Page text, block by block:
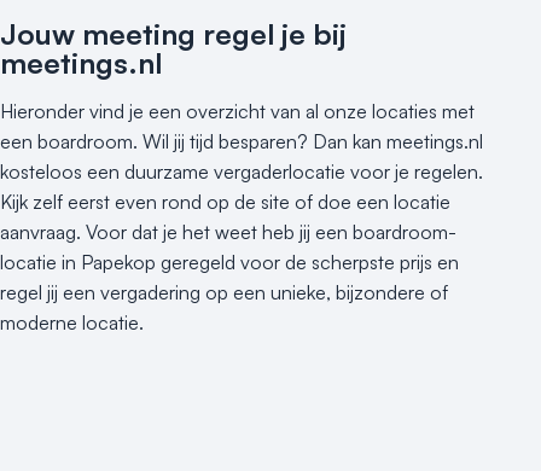
Museum
Theater
Varende locatie
Jouw meeting regel je bij
meetings.nl
Hieronder vind je een overzicht van al onze locaties met
een boardroom. Wil jij tijd besparen? Dan kan meetings.nl
kosteloos een duurzame vergaderlocatie voor je regelen.
Kijk zelf eerst even rond op de site of doe een locatie
aanvraag. Voor dat je het weet heb jij een boardroom-
locatie in Papekop geregeld voor de scherpste prijs en
regel jij een vergadering op een unieke, bijzondere of
moderne locatie.